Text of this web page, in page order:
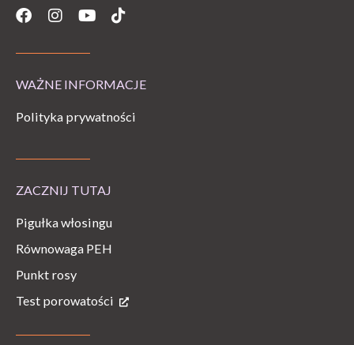
Facebook
Instagram
YoutubeTiktok
WAŻNE INFORMACJE
Polityka prywatności
ZACZNIJ TUTAJ
Pigułka włosingu
Równowaga PEH
Punkt rosy
Test porowatości